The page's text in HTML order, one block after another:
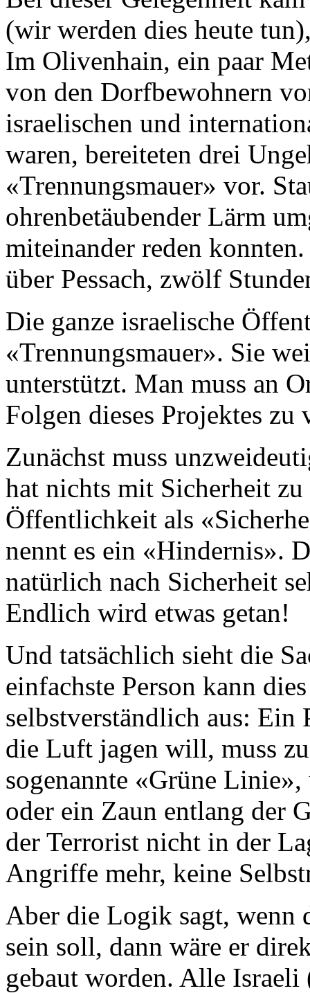
(wir werden dies heute
Im Olivenhain, ein paar
von den Dorfbewohnern
israelischen und
waren, bereiteten drei
«Trennungsmauer» vor.
ohrenbetäubender Lärm
miteinander reden
über Pessach, zwölf
Die ganze israelische
«Trennungsmauer». Sie
unterstützt. Man muss an
Folgen dieses Projektes zu
Zunächst muss
hat nichts mit Sicherheit
Öffentlichkeit als
nennt es ein «Hindernis».
natürlich nach Sicherheit
Endlich wird etwas getan!
Und tatsächlich sieht die
einfachste Person kann
selbstverständlich aus: Ein
die Luft jagen will, muss
sogenannte «Grüne
oder ein Zaun entlang der
der Terrorist nicht in der
Angriffe mehr, keine
Aber die Logik sagt, wenn
sein soll, dann wäre er
gebaut worden. Alle Israeli